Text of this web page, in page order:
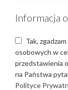
Informacja
Tak,
osobowych w
przedstawienia
na Państwa
Polityce